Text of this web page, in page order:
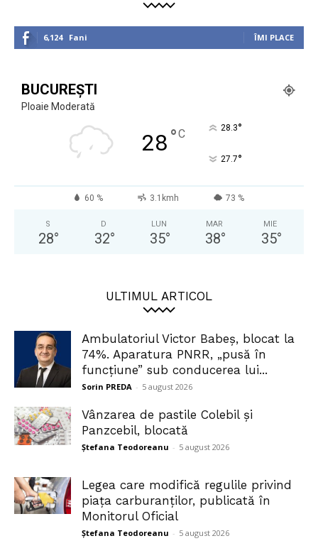
6,124 Fani ÎMI PLACE
BUCUREȘTI
Ploaie Moderată
28°C 28.3°
27.7°
60 % 3.1kmh 73 %
S
28°
D
32°
LUN
35°
MAR
38°
MIE
35°
ULTIMUL ARTICOL
Ambulatoriul Victor Babeș, blocat la
74%. Aparatura PNRR, „pusă în
funcțiune” sub conducerea lui...
Sorin PREDA - 5 august 2026
Vânzarea de pastile Colebil și
Panzcebil, blocată
Ștefana Teodoreanu - 5 august 2026
Legea care modifică regulile privind
piața carburanților, publicată în
Monitorul Oficial
Ștefana Teodoreanu - 5 august 2026